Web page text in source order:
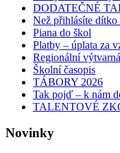
DODATEČNÉ
Než přihlásíte
Piana do škol
Platby – úplata za
Regionální
Školní časopis
TÁBORY 2026
Tak pojď – k nám
TALENTOVÉ
Novinky